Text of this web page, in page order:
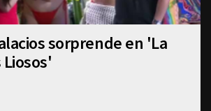
sorprende en 'La
Liosos'